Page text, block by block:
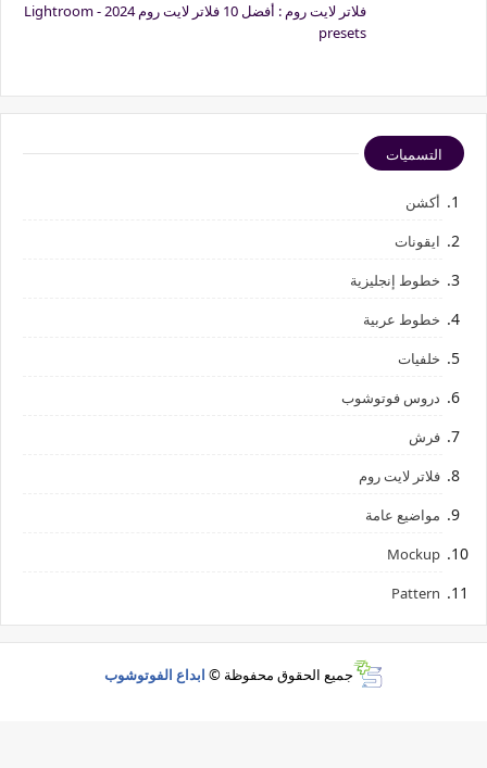
فلاتر لايت روم : أفضل 10 فلاتر لايت روم 2024 - Lightroom
presets
التسميات
أكشن
ايقونات
خطوط إنجليزية
خطوط عربية
خلفيات
دروس فوتوشوب
فرش
فلاتر لايت روم
مواضيع عامة
Mockup
Pattern
جميع الحقوق محفوظة © ابداع الفوتوشوب